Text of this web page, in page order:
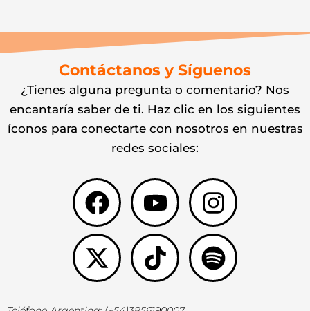
Contáctanos y Síguenos
¿Tienes alguna pregunta o comentario? Nos
encantaría saber de ti. Haz clic en los siguientes
íconos para conectarte con nosotros en nuestras
redes sociales:
Facebook
Youtube
X-
twitter
TiktokSpotify